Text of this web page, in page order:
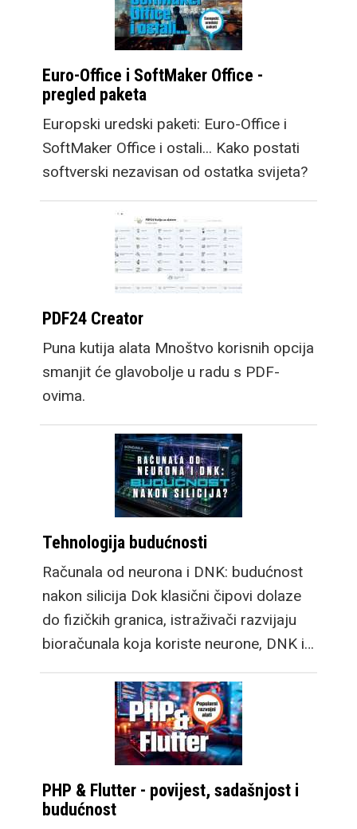
Euro-Office i SoftMaker Office -
pregled paketa
Europski uredski paketi: Euro-Office i
SoftMaker Office i ostali... Kako postati
softverski nezavisan od ostatka svijeta?
PDF24 Creator
Puna kutija alata Mnoštvo korisnih opcija
smanjit će glavobolje u radu s PDF-
ovima.
Tehnologija budućnosti
Računala od neurona i DNK: budućnost
nakon silicija Dok klasični čipovi dolaze
do fizičkih granica, istraživači razvijaju
bioračunala koja koriste neurone, DNK i…
PHP & Flutter - povijest, sadašnjost i
budućnost